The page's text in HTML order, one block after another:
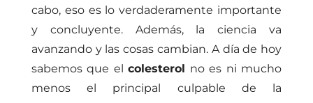
cabo, eso es lo verdaderamente importante
y concluyente. Además, la ciencia va
avanzando y las cosas cambian. A día de hoy
sabemos que elcolesterol no es ni mucho
menos el principal culpable de la